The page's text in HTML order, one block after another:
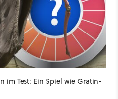
im Test: Ein Spiel wie Gratin-